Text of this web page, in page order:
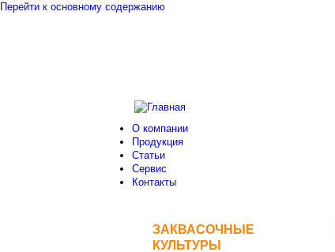
Перейти к основному содержанию
О компании
Продукция
Статьи
Сервис
Контакты
ЗАКВАСОЧНЫЕ
КУЛЬТУРЫ